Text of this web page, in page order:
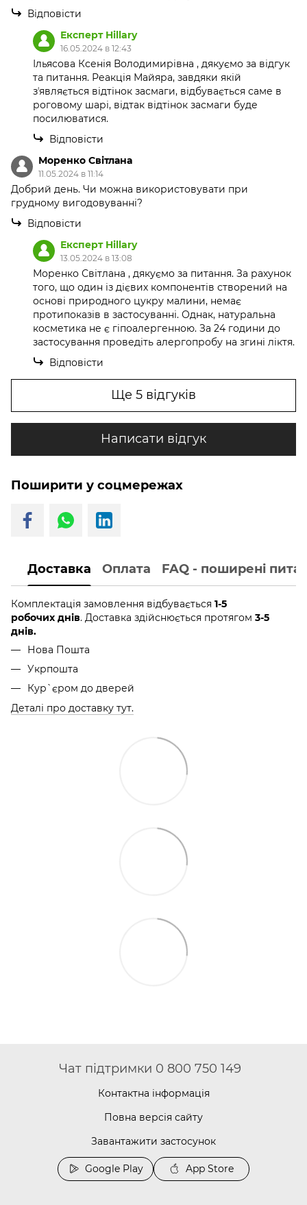
Відповісти
Експерт Hillary
16.05.2024 в 12:43
Ільясова Ксенія Володимирівна , дякуємо за відгук
та питання. Реакція Майяра, завдяки якій
зʼявляється відтінок засмаги, відбувається саме в
роговому шарі, відтак відтінок засмаги буде
посилюватися.
Відповісти
Моренко Світлана
11.05.2024 в 11:14
Добрий день. Чи можна використовувати при
грудному вигодовуванні?
Відповісти
Експерт Hillary
13.05.2024 в 13:08
Моренко Світлана , дякуємо за питання. За рахунок
того, що один із дієвих компонентів створений на
основі природного цукру малини, немає
протипоказів в застосуванні. Однак, натуральна
косметика не є гіпоалергенною. За 24 години до
застосування проведіть алергопробу на згині ліктя.
Відповісти
Ще 5 відгуків
Написати відгук
Поширити у соцмережах
Доставка Оплата FAQ - поширені
Комплектація замовлення відбувається 1-5
робочих днів. Доставка здійснюється протягом 3-5
днів.
Нова Пошта
Укрпошта
Кур`єром до дверей
Деталі про доставку тут.
Чат підтримки 0 800 750 149
Контактна інформація
Повна версія сайту
Завантажити застосунок
Google Play App Store